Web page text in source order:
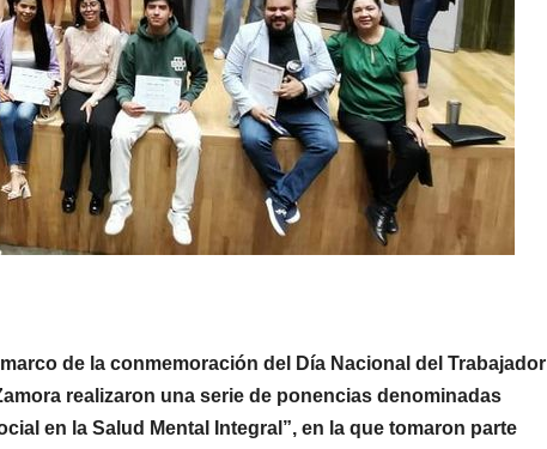
de la conmemoración del Día Nacional del Trabajador
realizaron una serie de ponencias denominadas
en la Salud Mental Integral”, en la que tomaron parte